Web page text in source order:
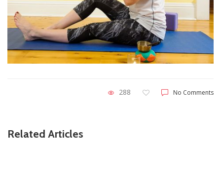
288 No Comments
Related Articles